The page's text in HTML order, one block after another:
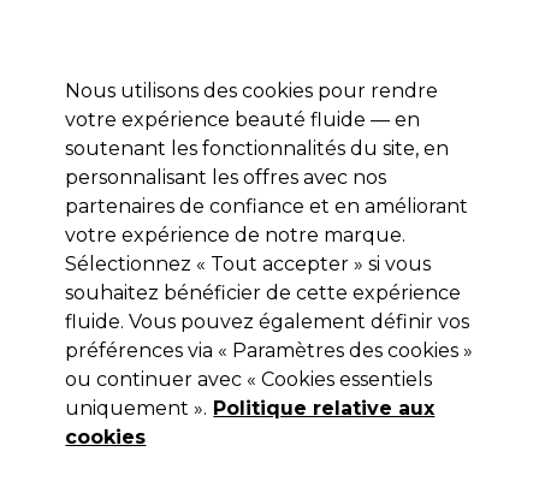
Se connecter
Marques Bons plans Coiffure Electro et Matériel
Livraison et délais
lire la suite
L.C.P Professionnel Paris
L.C.P Professionnel Paris Hyaluronic
Sérum Booster à l’Acide
Hyaluronique 30ml
(0)
Nous utilisons des cookies pour rendre
votre expérience beauté fluide — en
soutenant les fonctionnalités du site, en
personnalisant les offres avec nos
partenaires de confiance et en améliorant
votre expérience de notre marque.
Sélectionnez « Tout accepter » si vous
souhaitez bénéficier de cette expérience
fluide. Vous pouvez également définir vos
préférences via « Paramètres des cookies »
ou continuer avec « Cookies essentiels
uniquement ». Politique relative aux
cookies